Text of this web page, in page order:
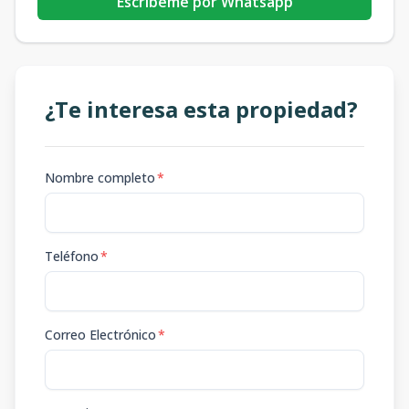
¿Te interesa esta propiedad?
Nombre completo*
Teléfono*
Correo Electrónico*